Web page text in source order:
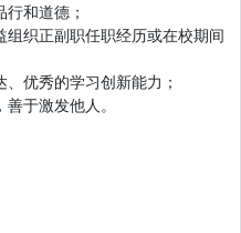
和道德；
织正副职任职经历或在校期间
优秀的学习创新能力；
于激发他人。